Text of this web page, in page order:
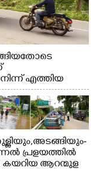
എത്തിയ
പ്രളയത്തിൽ
കയറിയ ആറന്മുള